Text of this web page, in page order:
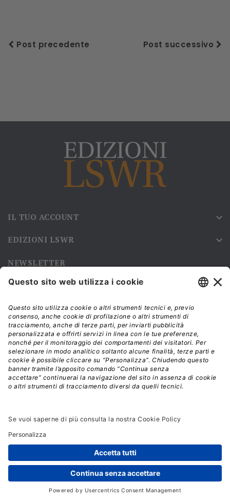
Post precedente Post successivo
IL TUO ACCOUNT 
EDIZIONI LSWR 
NEWSLETTER
Iscriviti alla nostra newsletter e rimani sempre aggiornato sulle
Modalità di acquisto e tempi di spedizione
Diritto di recesso
Privacy policy
Termini e condizioni d'uso
© 2026 - La Tribuna S.r.l. | P.IVA 01702840180 | C.F.
01107460337
Responsabile della Protezione dei Dati: dpo@lswr.it
Viale Enrico Forlanini, 21 - 20134 Milano (MI)
ordinilswr@lswr.it - 02.88184.270